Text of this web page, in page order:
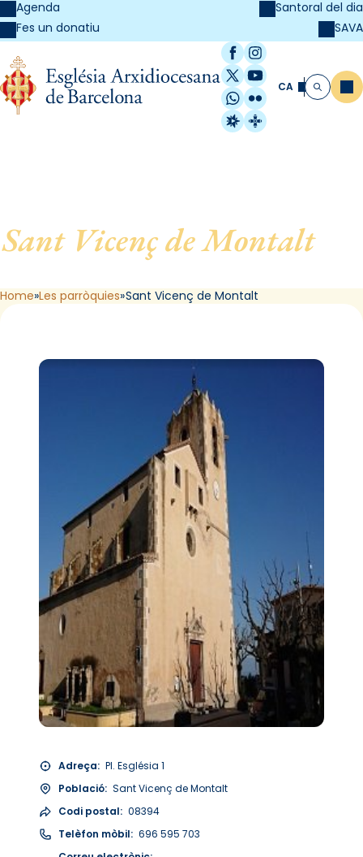
Agenda
Fes un donatiu
Santoral del dia
SAVA
Facebook
Instagram
X / Twitter
YouTube
WhatsApp
Flickr
Radio Estel
Catalunya
CA Cerca
Sant Vicenç de Montalt, de
Sant Vicenç de Montalt
Home Les parròquies Sant Vicenç de Montalt
Adreça: Pl. Església 1
Població: Sant Vicenç de Montalt
Codi postal: 08394
Telèfon mòbil: 696 595 703